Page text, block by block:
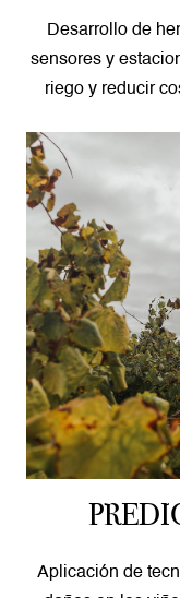
Desarrollo de
sensores y
riego y reducir
Aplicación de